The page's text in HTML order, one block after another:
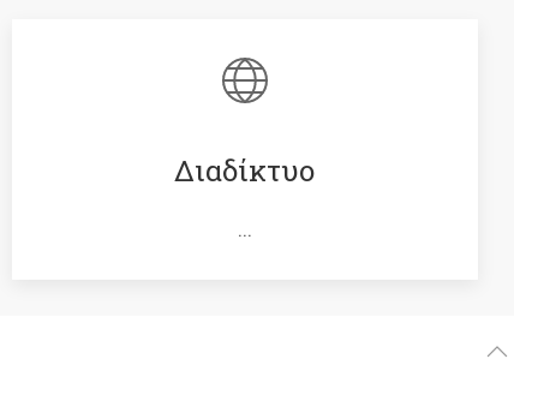
Διαδίκτυο
...